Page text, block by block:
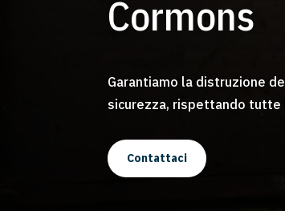
Cormons
Garantiamo la distruzione
sicurezza, rispettando tutte
Contattaci